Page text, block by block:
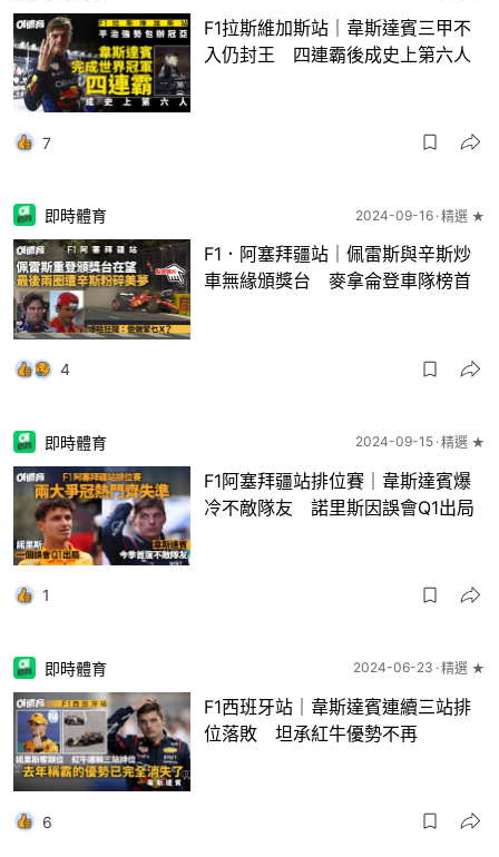
F1拉斯維加斯站｜韋斯達賓三甲不
入仍封王 四連霸後成史上第六人
7
即時體育 2024-09-16 精選 ★
F1．阿塞拜疆站｜佩雷斯與辛斯炒
車無緣頒獎台 麥拿侖登車隊榜首
4
即時體育 2024-09-15 精選 ★
F1阿塞拜疆站排位賽｜韋斯達賓爆
冷不敵隊友 諾里斯因誤會Q1出局
1
即時體育 2024-06-23 精選 ★
F1西班牙站｜韋斯達賓連續三站排
位落敗 坦承紅牛優勢不再
6